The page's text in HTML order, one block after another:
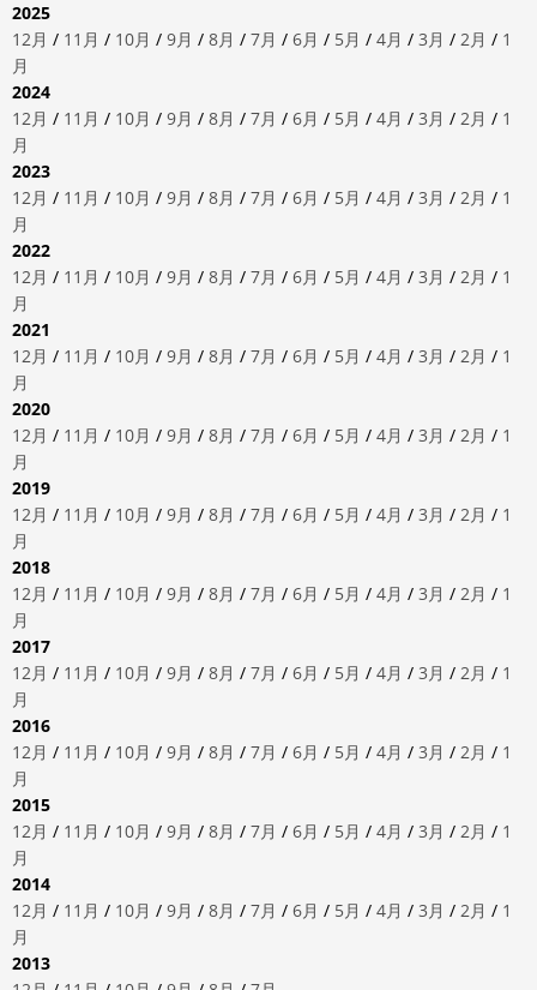
2025
12月 / 11月 / 10月 / 9月 / 8月 / 7月 / 6月 / 5月 / 4月 / 3月 / 2月 / 1
月
2024
12月 / 11月 / 10月 / 9月 / 8月 / 7月 / 6月 / 5月 / 4月 / 3月 / 2月 / 1
月
2023
12月 / 11月 / 10月 / 9月 / 8月 / 7月 / 6月 / 5月 / 4月 / 3月 / 2月 / 1
月
2022
12月 / 11月 / 10月 / 9月 / 8月 / 7月 / 6月 / 5月 / 4月 / 3月 / 2月 / 1
月
2021
12月 / 11月 / 10月 / 9月 / 8月 / 7月 / 6月 / 5月 / 4月 / 3月 / 2月 / 1
月
2020
12月 / 11月 / 10月 / 9月 / 8月 / 7月 / 6月 / 5月 / 4月 / 3月 / 2月 / 1
月
2019
12月 / 11月 / 10月 / 9月 / 8月 / 7月 / 6月 / 5月 / 4月 / 3月 / 2月 / 1
月
2018
12月 / 11月 / 10月 / 9月 / 8月 / 7月 / 6月 / 5月 / 4月 / 3月 / 2月 / 1
月
2017
12月 / 11月 / 10月 / 9月 / 8月 / 7月 / 6月 / 5月 / 4月 / 3月 / 2月 / 1
月
2016
12月 / 11月 / 10月 / 9月 / 8月 / 7月 / 6月 / 5月 / 4月 / 3月 / 2月 / 1
月
2015
12月 / 11月 / 10月 / 9月 / 8月 / 7月 / 6月 / 5月 / 4月 / 3月 / 2月 / 1
月
2014
12月 / 11月 / 10月 / 9月 / 8月 / 7月 / 6月 / 5月 / 4月 / 3月 / 2月 / 1
月
2013